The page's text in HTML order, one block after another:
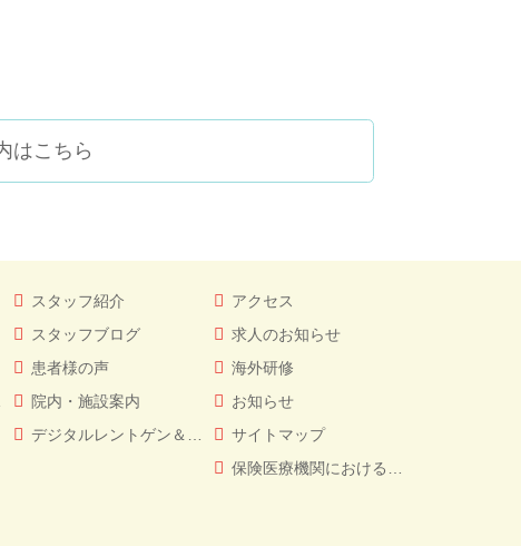
はこちら
スタッフ紹介
スタッフブログ
患者様の声
院内・施設案内
デジタルレントゲン＆CT
アクセス
求人のお知らせ
海外研修
お知らせ
サイトマップ
保険医療機関における書面掲示